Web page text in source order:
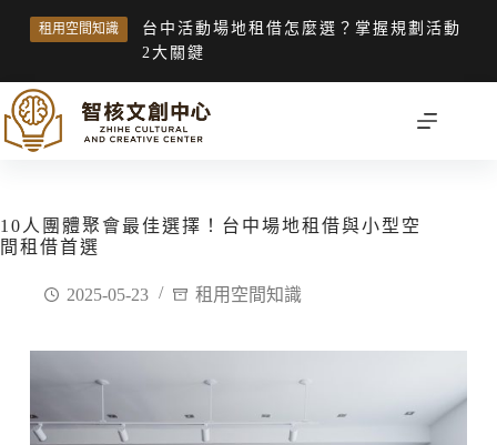
租用空間知識
台中活動場地租借怎麼選？掌握規劃活動
2大關鍵
10人團體聚會最佳選擇！台中場地租借與小型空
間租借首選
2025-05-23 租用空間知識